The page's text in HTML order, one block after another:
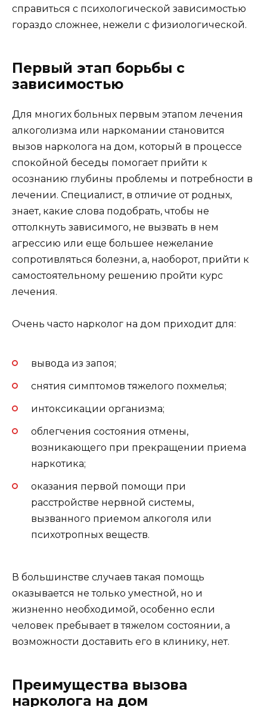
справиться с психологической зависимостью
гораздо сложнее, нежели с физиологической.
Первый этап борьбы с
зависимостью
Для многих больных первым этапом лечения
алкоголизма или наркомании становится
вызов нарколога на дом, который в процессе
спокойной беседы помогает прийти к
осознанию глубины проблемы и потребности в
лечении. Специалист, в отличие от родных,
знает, какие слова подобрать, чтобы не
оттолкнуть зависимого, не вызвать в нем
агрессию или еще большее нежелание
сопротивляться болезни, а, наоборот, прийти к
самостоятельному решению пройти курс
лечения.
Очень часто нарколог на дом приходит для:
вывода из запоя;
снятия симптомов тяжелого похмелья;
интоксикации организма;
облегчения состояния отмены,
возникающего при прекращении приема
наркотика;
оказания первой помощи при
расстройстве нервной системы,
вызванного приемом алкоголя или
психотропных веществ.
В большинстве случаев такая помощь
оказывается не только уместной, но и
жизненно необходимой, особенно если
человек пребывает в тяжелом состоянии, а
возможности доставить его в клинику, нет.
Преимущества вызова
нарколога на дом